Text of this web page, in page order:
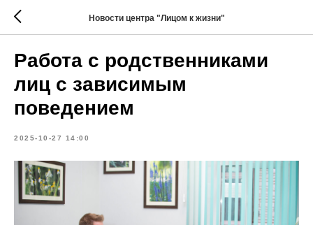
Новости центра "Лицом к жизни"
Работа с родственниками
лиц с зависимым
поведением
2025-10-27 14:00